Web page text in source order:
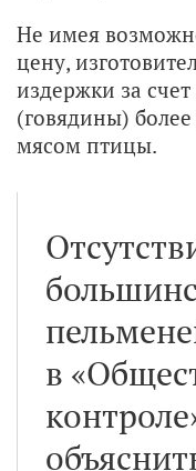
Не имея
цену,
издержки за
(говядины)
мясом птицы.
в